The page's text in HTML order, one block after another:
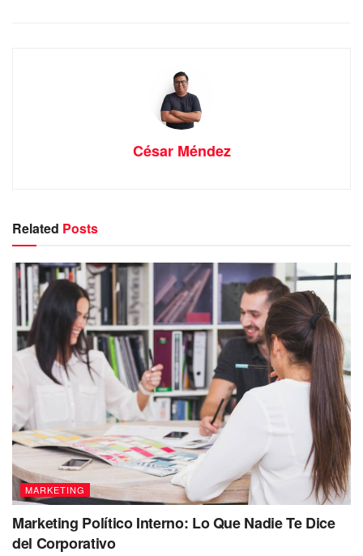
César Méndez
Related Posts
MARKETING
Marketing Político Interno: Lo Que Nadie Te Dice
del Corporativo